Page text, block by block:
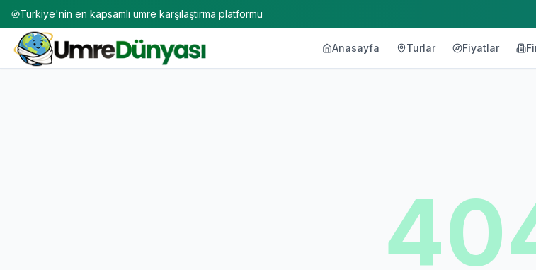
Türkiye'nin en kapsamlı umre karşılaştırma platformu
Anasayfa Turlar Fiyatlar